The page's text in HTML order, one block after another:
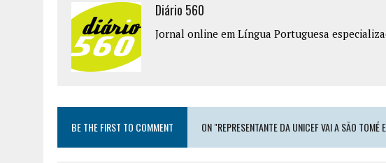
Diário 560
Jornal online em Língua Portuguesa
BE THE FIRST TO COMMENT ON "REPRESENTANTE DA UNICEF VAI A SÃO